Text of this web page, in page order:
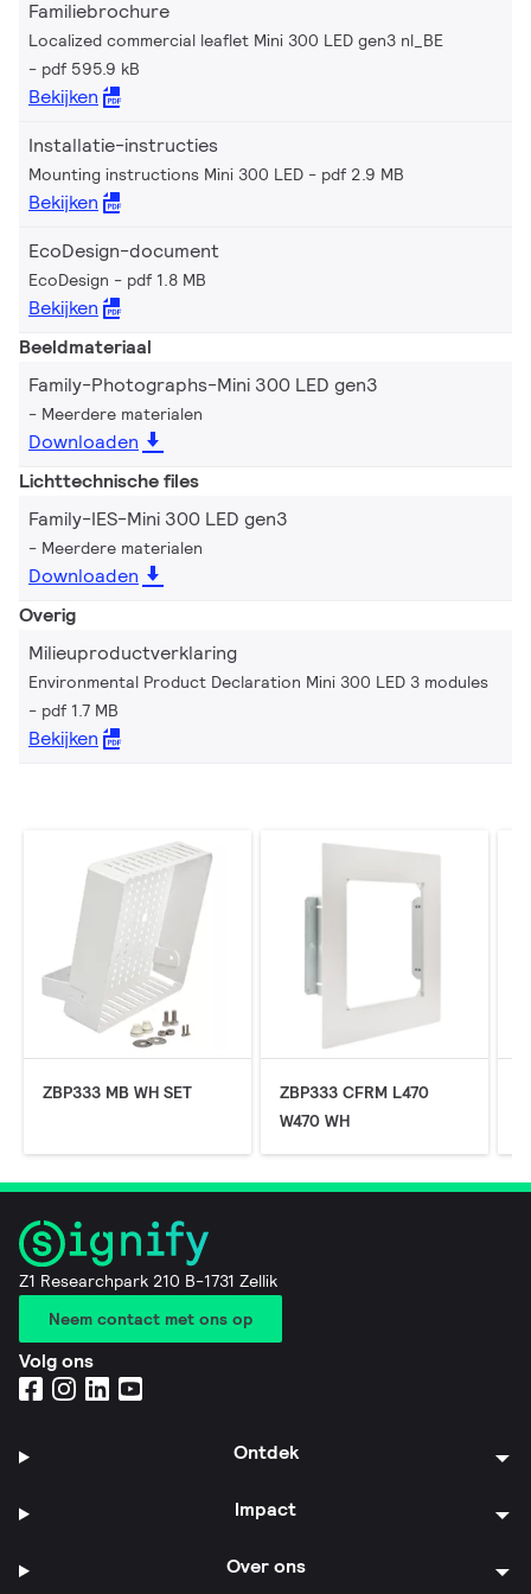
Familiebrochure
Localized commercial leaflet Mini 300 LED gen3 nl_BE
pdf 595.9 kB
Bekijken
Installatie-instructies
Mounting instructions Mini 300 LED pdf 2.9 MB
Bekijken
EcoDesign-document
EcoDesign pdf 1.8 MB
Bekijken
Beeldmateriaal
Family-Photographs-Mini 300 LED gen3
Meerdere materialen
Downloaden
Lichttechnische files
Family-IES-Mini 300 LED gen3
Meerdere materialen
Downloaden
Overig
Milieuproductverklaring
Environmental Product Declaration Mini 300 LED 3 modules
pdf 1.7 MB
Bekijken
ZBP333 MB WH SET
ZBP333 CFRM L470
W470 WH
Z1 Researchpark 210 B-1731 Zellik
Neem contact met ons op
Volg ons
Ontdek
Impact
Over ons